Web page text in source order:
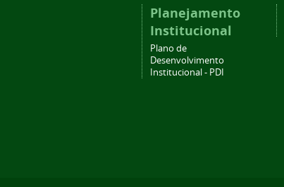
Planejamento
Institucional
Plano de
Desenvolvimento
Institucional - PDI